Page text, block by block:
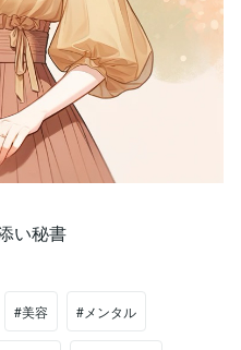
い秘書
#美容 #メンタル